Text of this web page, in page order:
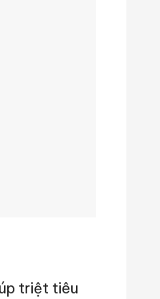
triệt tiêu